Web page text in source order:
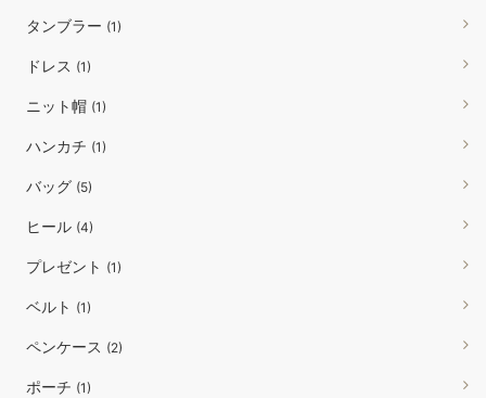
タンブラー (1)
ドレス (1)
ニット帽 (1)
ハンカチ (1)
バッグ (5)
ヒール (4)
プレゼント (1)
ベルト (1)
ペンケース (2)
ポーチ (1)